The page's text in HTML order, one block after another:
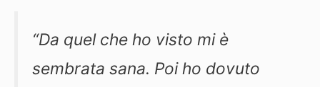
“Da quel che ho visto mi è
sembrata sana. Poi ho dovuto